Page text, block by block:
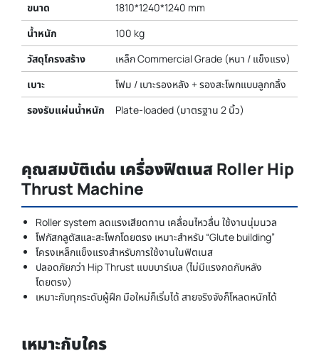
ขนาด
1810*1240*1240 mm
น้ำหนัก
100 kg
วัสดุโครงสร้าง
เหล็ก Commercial Grade (หนา / แข็งแรง)
เบาะ
โฟม / เบาะรองหลัง + รองสะโพกแบบลูกกลิ้ง
รองรับแผ่นน้ำหนัก
Plate-loaded (มาตรฐาน 2 นิ้ว)
คุณสมบัติเด่น เครื่องฟิตเนส Roller Hip
Thrust Machine
Roller system ลดแรงเสียดทาน เคลื่อนไหวลื่น ใช้งานนุ่มนวล
โฟกัสกลูตัสและสะโพกโดยตรง เหมาะสำหรับ “Glute building”
โครงเหล็กแข็งแรงสำหรับการใช้งานในฟิตเนส
ปลอดภัยกว่า Hip Thrust แบบบาร์เบล (ไม่มีแรงกดกับหลัง
โดยตรง)
เหมาะกับทุกระดับผู้ฝึก มือใหม่ก็เริ่มได้ สายจริงจังก็โหลดหนักได้
เหมาะกับใคร